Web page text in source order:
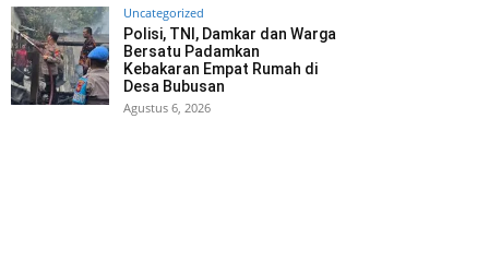
Uncategorized
Polisi, TNI, Damkar dan Warga
Bersatu Padamkan
Kebakaran Empat Rumah di
Desa Bubusan
Agustus 6, 2026